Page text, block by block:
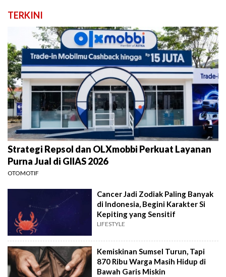
TERKINI
Strategi Repsol dan OLXmobbi Perkuat Layanan
Purna Jual di GIIAS 2026
OTOMOTIF
Cancer Jadi Zodiak Paling Banyak
di Indonesia, Begini Karakter Si
Kepiting yang Sensitif
LIFESTYLE
Kemiskinan Sumsel Turun, Tapi
870 Ribu Warga Masih Hidup di
Bawah Garis Miskin